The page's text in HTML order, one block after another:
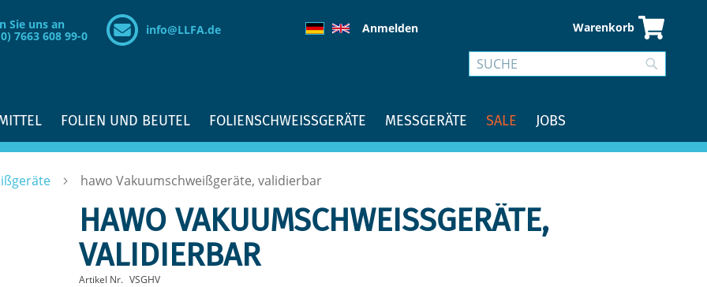
Anmelden Warenkorb
Suche
Sie uns an
7663 608 99-0 info@LLFA.de
FOLIEN UND BEUTEL FOLIENSCHWEISSGERÄTE MESSGERÄTE SALE JOBS
hawo Vakuumschweißgeräte, validierbar
HAWO VAKUUMSCHWEISSGERÄTE, V
ALIDIERBAR
Artikel Nr. VSGHV